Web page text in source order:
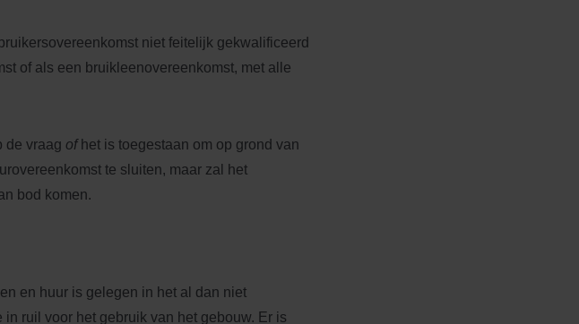
niet feitelijk gekwalificeerd
of als een bruikleenovereenkomst, met alle
de vraag ofhet is toegestaan om op grond van
te sluiten, maar zal het
bod komen.
en huur is gelegen in het al dan niet
ruil voor het gebruik van het gebouw. Er is